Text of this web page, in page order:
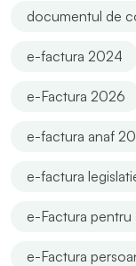
documentul de
e-factura 2024
e-Factura 2026
e-factura anaf
e-factura
e-Factura
e-Factura